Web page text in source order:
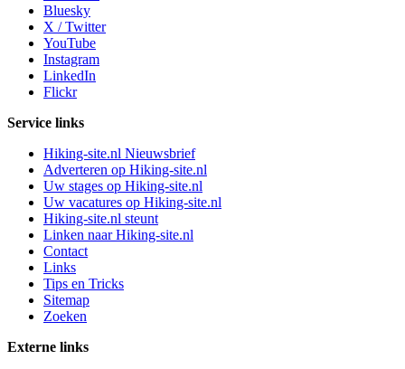
Bluesky
X / Twitter
YouTube
Instagram
LinkedIn
Flickr
Service links
Hiking-site.nl Nieuwsbrief
Adverteren op Hiking-site.nl
Uw stages op Hiking-site.nl
Uw vacatures op Hiking-site.nl
Hiking-site.nl steunt
Linken naar Hiking-site.nl
Contact
Links
Tips en Tricks
Sitemap
Zoeken
Externe links